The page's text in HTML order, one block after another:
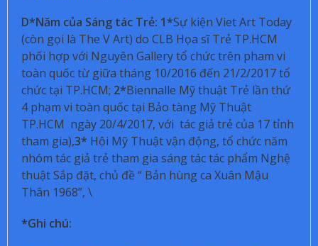
D*Năm của Sáng tác Trẻ: 1*Sự kiện Viet Art Today
(còn gọi là The V Art) do CLB Họa sĩ Trẻ TP.HCM
phối hợp với Nguyên Gallery tổ chức trên pham vi
toàn quốc từ giữa tháng 10/2016 đến 21/2/2017 tổ
chức tại TP.HCM; 2*Biennalle Mỹ thuật Trẻ lần thứ
4 phạm vi toàn quốc tại Bảo tàng Mỹ Thuật
TP.HCM ngày 20/4/2017, với tác giả trẻ của 17 tỉnh
tham gia),3* Hội Mỹ Thuật vận động, tổ chức năm
nhóm tác giả trẻ tham gia sáng tác tác phẩm Nghệ
thuật Sắp đặt, chủ đề “ Bản hùng ca Xuân Mậu
Thân 1968”, \
*Ghi chú: